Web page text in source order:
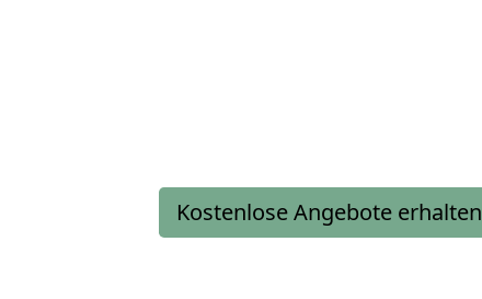
Kostenlose Angebote erhalten